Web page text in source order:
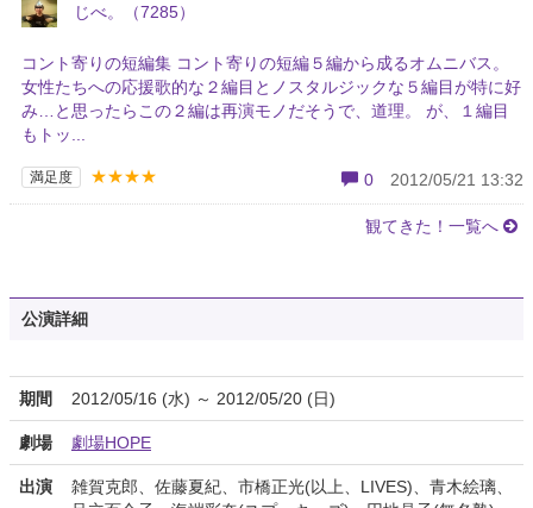
じべ。（7285）
コント寄りの短編集 コント寄りの短編５編から成るオムニバス。
女性たちへの応援歌的な２編目とノスタルジックな５編目が特に好
み…と思ったらこの２編は再演モノだそうで、道理。 が、１編目
もトッ...
満足度 ★★★★ 0 2012/05/21 13:32
観てきた！一覧へ
公演詳細
期間 2012/05/16 (水) ～ 2012/05/20 (日)
劇場 劇場HOPE
出演
雑賀克郎、佐藤夏紀、市橋正光(以上、LIVES)、青木絵璃、